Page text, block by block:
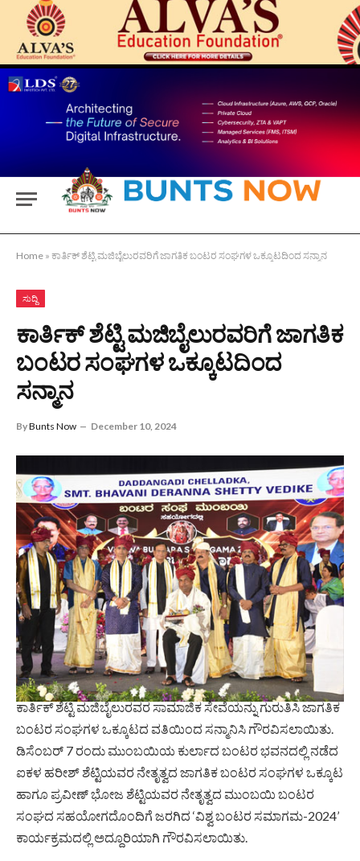
Home » ಕಾರ್ತಿಕ್ ಶೆಟ್ಟಿ ಮಜಿಬೈಲುರವರಿಗೆ ಜಾಗತಿಕ ಬಂಟರ ಸಂಘಗಳ ಒಕ್ಕೂಟದಿಂದ ಸನ್ಮಾನ
ಸುದ್ದಿ
ಕಾರ್ತಿಕ್ ಶೆಟ್ಟಿ ಮಜಿಬೈಲುರವರಿಗೆ ಜಾಗತಿಕ
ಬಂಟರ ಸಂಘಗಳ ಒಕ್ಕೂಟದಿಂದ
ಸನ್ಮಾನ
ByBunts Now December 10, 2024
ಕಾರ್ತಿಕ್ ಶೆಟ್ಟಿ ಮಜಿಬೈಲುರವರ ಸಾಮಾಜಿಕ ಸೇವೆಯನ್ನು ಗುರುತಿಸಿ ಜಾಗತಿಕ
ಬಂಟರ ಸಂಘಗಳ ಒಕ್ಕೂಟದ ವತಿಯಿಂದ ಸನ್ಮಾನಿಸಿ ಗೌರವಿಸಲಾಯಿತು.
ಡಿಸೆಂಬರ್ 7 ರಂದು ಮುಂಬಯಿಯ ಕುರ್ಲಾದ ಬಂಟರ ಭವನದಲ್ಲಿ ನಡೆದ
ಐಕಳ ಹರೀಶ್ ಶೆಟ್ಟಿಯವರ ನೇತೃತ್ವದ ಜಾಗತಿಕ ಬಂಟರ ಸಂಘಗಳ ಒಕ್ಕೂಟ
ಹಾಗೂ ಪ್ರವೀಣ್ ಭೋಜ ಶೆಟ್ಟಿಯವರ ನೇತೃತ್ವದ ಮುಂಬಯಿ ಬಂಟರ
ಸಂಘದ ಸಹಯೋಗದೊಂದಿಗೆ ಜರಗಿದ ‘ವಿಶ್ವ ಬಂಟರ ಸಮಾಗಮ-2024’
ಕಾರ್ಯಕ್ರಮದಲ್ಲಿ ಅದ್ದೂರಿಯಾಗಿ ಗೌರವಿಸಲಾಯಿತು.